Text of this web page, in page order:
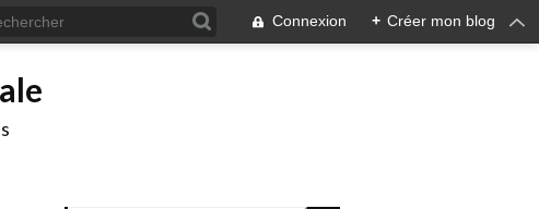
Connexion + Créer mon blog